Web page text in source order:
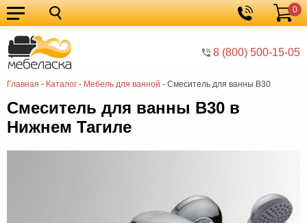
8 (800) 500-15-05
Корзина
0
Главная - Каталог - Мебель для ванной - Смеситель для ванны В30
Кухонные
гарнитуры
Мебель
для
кухни
Мебель
для
спальни
Кровати
Шкафы
Диваны
Смеситель для ванны В30 в
Нижнем Тагиле